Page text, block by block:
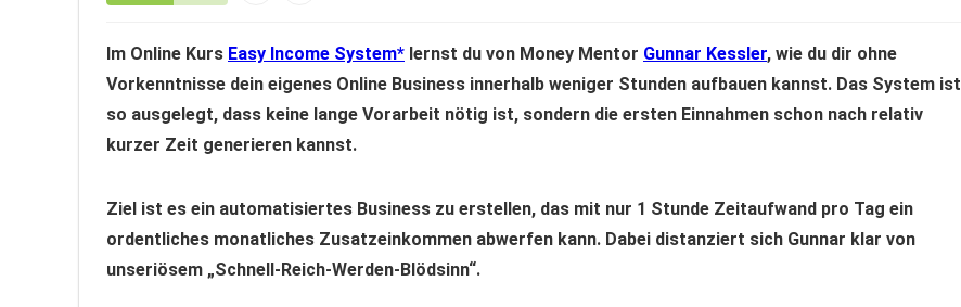
Im Online Kurs Easy Income System lernst du von Money Mentor Gunnar Kessler, wie du dir ohne
Vorkenntnisse dein eigenes Online Business innerhalb weniger Stunden aufbauen kannst. Das System ist
so ausgelegt, dass keine lange Vorarbeit nötig ist, sondern die ersten Einnahmen schon nach relativ
kurzer Zeit generieren kannst.
Ziel ist es ein automatisiertes Business zu erstellen, das mit nur 1 Stunde Zeitaufwand pro Tag ein
ordentliches monatliches Zusatzeinkommen abwerfen kann. Dabei distanziert sich Gunnar klar von
unseriösem „Schnell-Reich-Werden-Blödsinn“.